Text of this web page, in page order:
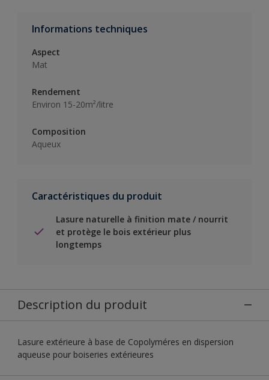
Informations techniques
Aspect
Mat
Rendement
Environ 15-20m²/litre
Composition
Aqueux
Caractéristiques du produit
Lasure naturelle à finition mate / nourrit
et protège le bois extérieur plus
longtemps
Description du produit
Lasure extérieure à base de Copolyméres en dispersion
aqueuse pour boiseries extérieures